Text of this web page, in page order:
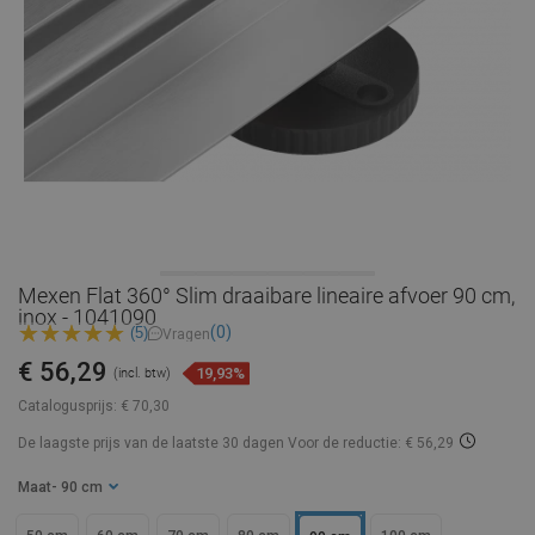
Mexen Flat 360° Slim draaibare lineaire afvoer 90 cm,
inox - 1041090
(5) Vragen(0)
Catalogusprijs: € 70,30
€ 56,29 (incl. btw) 19,93%
De laagste prijs van de laatste 30 dagen Voor de reductie: € 56,29
Maat - 90 cm